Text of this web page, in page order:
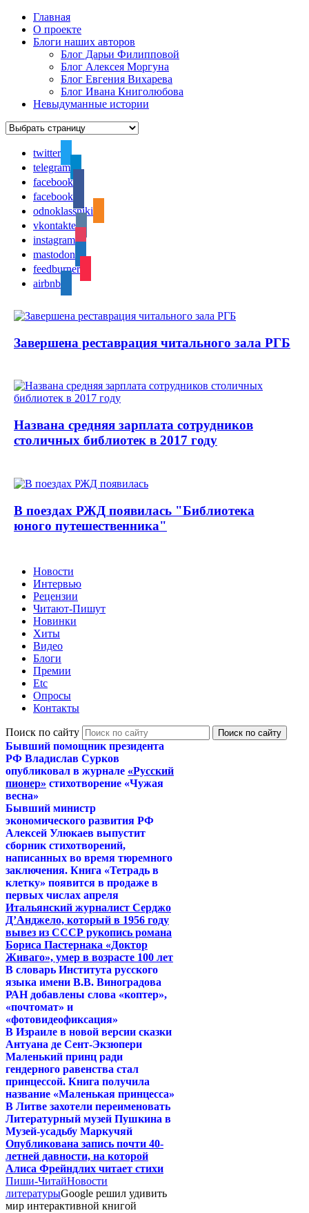
Главная
О проекте
Блоги наших авторов
Блог Дарьи Филипповой
Блог Алексея Моргуна
Блог Евгения Вихарева
Блог Ивана Книголюбова
Невыдуманные истории
twitter
telegram
facebook
facebook
odnoklassniki
vkontakte
instagram
mastodon
feedburner
airbnb
Завершена реставрация читального зала РГБ
Названа средняя зарплата сотрудников
столичных библиотек в 2017 году
В поездах РЖД появилась "Библиотека
юного путешественника"
Новости
Интервью
Рецензии
Читают-Пишут
Новинки
Хиты
Видео
Блоги
Премии
Etc
Опросы
Контакты
Поиск по сайту
Бывший помощник президента
РФ Владислав Сурков
опубликовал в журнале «Русский
пионер» стихотворение «Чужая
весна»
Бывший министр
экономического развития РФ
Алексей Улюкаев выпустит
сборник стихотворений,
написанных во время тюремного
заключения. Книга «Тетрадь в
клетку» появится в продаже в
первых числах апреля
Итальянский журналист Серджо
Д’Анджело, который в 1956 году
вывез из СССР рукопись романа
Бориса Пастернака «Доктор
Живаго», умер в возрасте 100 лет
В словарь Института русского
языка имени В.В. Виноградова
РАН добавлены слова «коптер»,
«почтомат» и
«фотовидеофиксация»
В Израиле в новой версии сказки
Антуана де Сент-Экзюпери
Маленький принц ради
гендерного равенства стал
принцессой. Книга получила
название «Маленькая принцесса»
В Литве захотели переименовать
Литературный музей Пушкина в
Музей-усадьбу Маркучяй
Опубликована запись почти 40-
летней давности, на которой
Алиса Фрейндлих читает стихи
Пиши-ЧитайНовости
литературыGoogle решил удивить
мир интерактивной книгой